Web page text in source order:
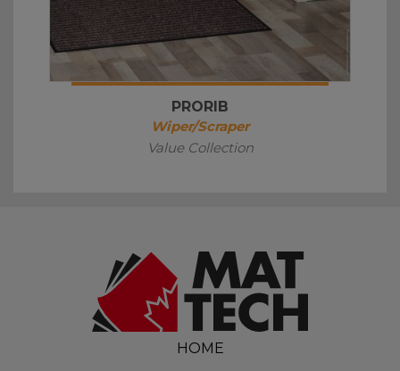
PRORIB
Wiper/Scraper
Value Collection
HOME